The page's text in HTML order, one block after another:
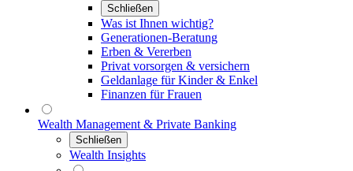
Schließen
Was ist Ihnen wichtig?
Generationen-Beratung
Erben & Vererben
Privat vorsorgen & versichern
Geldanlage für Kinder & Enkel
Finanzen für Frauen
Wealth Management & Private Banking
Schließen
Wealth Insights